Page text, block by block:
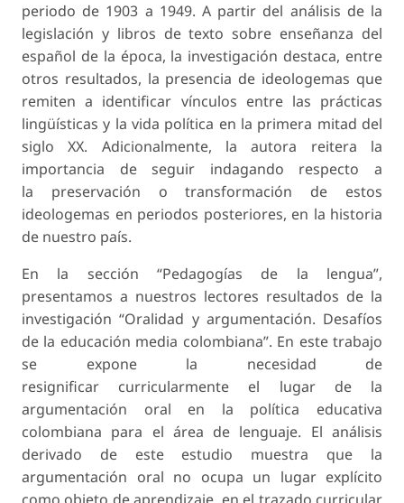
periodo de 1903 a 1949. A partir del análisis de la
legislación y libros de texto sobre enseñanza del
español de la época, la investigación destaca, entre
otros resultados, la presencia de ideologemas que
remiten a identificar vínculos entre las prácticas
lingüísticas y la vida política en la primera mitad del
siglo XX. Adicionalmente, la autora reitera la
importancia de seguir indagando respecto a
la preservación o transformación de estos
ideologemas en periodos posteriores, en la historia
de nuestro país.
En la sección “Pedagogías de la lengua”,
presentamos a nuestros lectores resultados de la
investigación “Oralidad y argumentación. Desafíos
de la educación media colombiana”. En este trabajo
se expone la necesidad de
resignificar curricularmente el lugar de la
argumentación oral en la política educativa
colombiana para el área de lenguaje. El análisis
derivado de este estudio muestra que la
argumentación oral no ocupa un lugar explícito